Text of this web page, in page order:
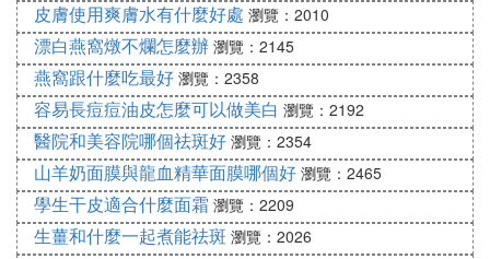
3、選擇味道清淡的：香味濃郁的面霜往往含有香
精，使用後可能對寶寶的肌膚和嗅覺產生刺激，因此
寶寶使用的面霜應該選擇味道清淡的，建議選擇只有
輕微原料味道的面霜，這種面霜不含香精，比較適合
寶寶使用。
推薦松達嬰兒山茶油霜和Aveeno嬰兒燕麥面霜，這
兩款面霜的保濕效果都很好，且都含有天然植物成
皮膚使用爽膚水有什麼好處 瀏覽：2010
漂白燕窩燉不爛怎麼辦 瀏覽：2145
燕窩跟什麼吃最好 瀏覽：2358
容易長痘痘油皮怎麼可以做美白 瀏覽：2192
醫院和美容院哪個祛斑好 瀏覽：2354
山羊奶面膜與龍血精華面膜哪個好 瀏覽：2465
學生干皮適合什麼面霜 瀏覽：2209
生薑和什麼一起煮能祛斑 瀏覽：2026